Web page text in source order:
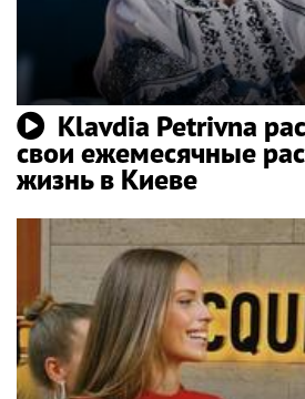
Klavdia Petrivna
свои ежемесячные
жизнь в Киеве